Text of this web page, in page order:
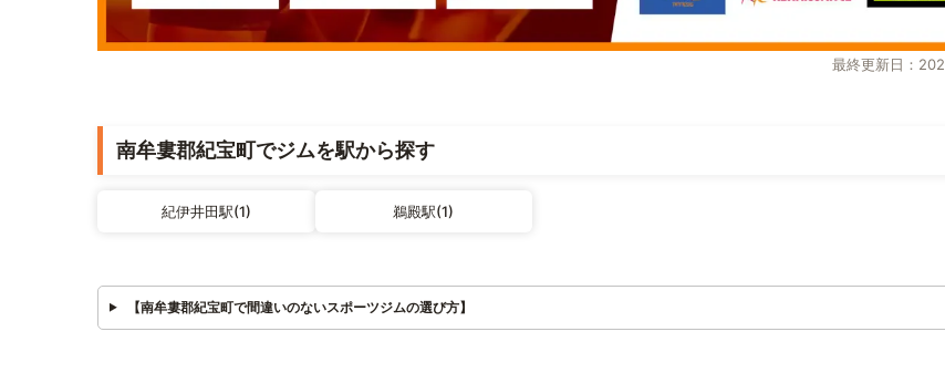
最終更新日：
南牟婁郡紀宝町でジムを駅から探す
紀伊井田駅(1) 鵜殿駅(1)
【南牟婁郡紀宝町で間違いのないスポーツジムの選び方】